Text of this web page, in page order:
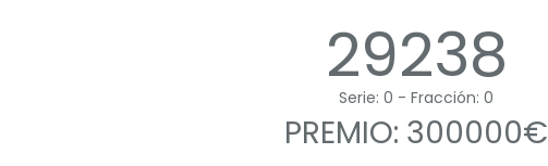
29238
Serie: 0 - Fracción: 0
PREMIO: 300000€